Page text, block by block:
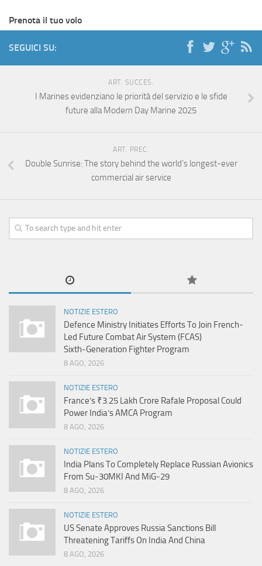
Prenota il tuo volo
SEGUICI SU:
ART. SUCCES.
I Marines evidenziano le priorità del servizio e le sfide
future alla Modern Day Marine 2025
ART. PREC.
Double Sunrise: The story behind the world’s longest-ever
commercial air service
NOTIZIE ESTERO
Defence Ministry Initiates Efforts To Join French-
Led Future Combat Air System (FCAS)
Sixth‑Generation Fighter Program
8 AGO, 2026
NOTIZIE ESTERO
France’s ₹3.25 Lakh Crore Rafale Proposal Could
Power India’s AMCA Program
8 AGO, 2026
NOTIZIE ESTERO
India Plans To Completely Replace Russian Avionics
From Su-30MKI And MiG-29
8 AGO, 2026
NOTIZIE ESTERO
US Senate Approves Russia Sanctions Bill
Threatening Tariffs On India And China
8 AGO, 2026